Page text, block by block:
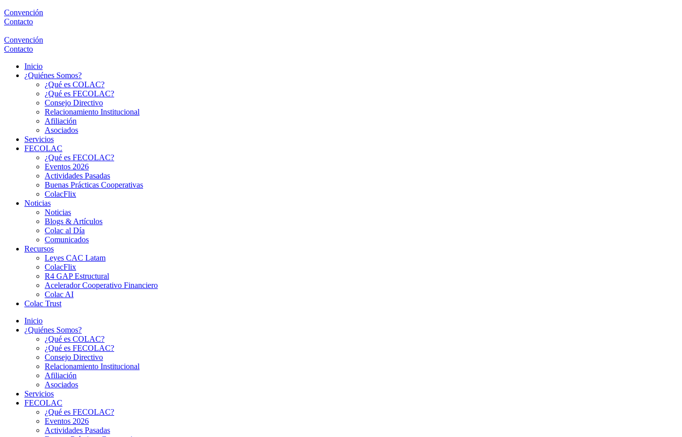
Convención
Contacto
Convención
Contacto
Inicio
¿Quiénes Somos?
¿Qué es COLAC?
¿Qué es FECOLAC?
Consejo Directivo
Relacionamiento Institucional
Afiliación
Asociados
Servicios
FECOLAC
¿Qué es FECOLAC?
Eventos 2026
Actividades Pasadas
Buenas Prácticas Cooperativas
ColacFlix
Noticias
Noticias
Blogs & Artículos
Colac al Día
Comunicados
Recursos
Leyes CAC Latam
ColacFlix
R4 GAP Estructural
Acelerador Cooperativo Financiero
Colac AI
Colac Trust
Inicio
¿Quiénes Somos?
¿Qué es COLAC?
¿Qué es FECOLAC?
Consejo Directivo
Relacionamiento Institucional
Afiliación
Asociados
Servicios
FECOLAC
¿Qué es FECOLAC?
Eventos 2026
Actividades Pasadas